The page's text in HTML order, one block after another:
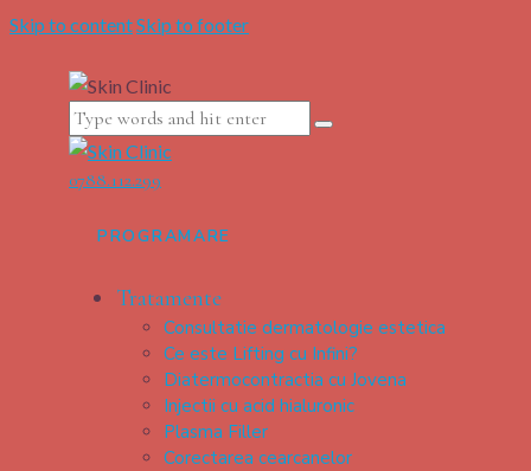
Skip to contentSkip to footer
0788.112.299
PROGRAMARE
Tratamente
Consultatie dermatologie estetica
Ce este Lifting cu Infini?
Diatermocontractia cu Jovena
Injectii cu acid hialuronic
Plasma Filler
Corectarea cearcanelor